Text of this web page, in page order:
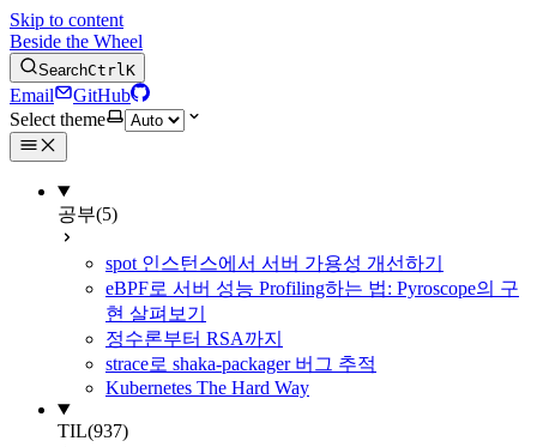
Skip to content
Beside the Wheel
SearchCtrlK
Email
GitHub
Select theme
공부(5)
spot 인스턴스에서 서버 가용성 개선하기
eBPF로 서버 성능 Profiling하는 법: Pyroscope의 구
현 살펴보기
정수론부터 RSA까지
strace로 shaka-packager 버그 추적
Kubernetes The Hard Way
TIL(937)